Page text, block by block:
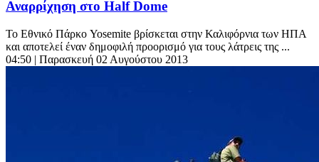
Αναρρίχηση στο Half Dome
Το Εθνικό Πάρκο Yosemite βρίσκεται στην Καλιφόρνια των ΗΠΑ
και αποτελεί έναν δημοφιλή προορισμό για τους λάτρεις της ...
04:50 | Παρασκευή 02 Αυγούστου 2013